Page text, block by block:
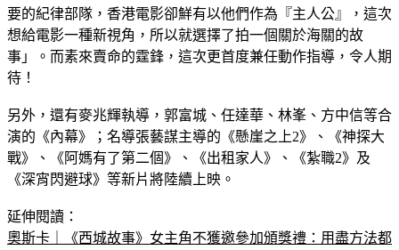
要的紀律部隊，香港電影卻鮮有以他們作為『主人公』，這次
想給電影一種新視角，所以就選擇了拍一個關於海關的故
事」。而素來賣命的霆鋒，這次更首度兼任動作指導，令人期
待！
另外，還有麥兆輝執導，郭富城、任達華、林峯、方中信等合
演的《內幕》；名導張藝謀主導的《懸崖之上2》、《神探大
戰》、《阿媽有了第二個》、《出租家人》、《紮職2》及
《深宵閃避球》等新片將陸續上映。
延伸閱讀：
奧斯卡｜《西城故事》女主角不獲邀參加頒獎禮：用盡方法都